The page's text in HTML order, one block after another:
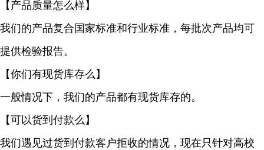
【产品质量怎么样】
我们的产品复合国家标准和行业标准，每批次产品均可
提供检验报告。
【你们有现货库存么】
一般情况下，我们的产品都有现货库存的。
【可以货到付款么】
我们遇见过货到付款客户拒收的情况，现在只针对高校